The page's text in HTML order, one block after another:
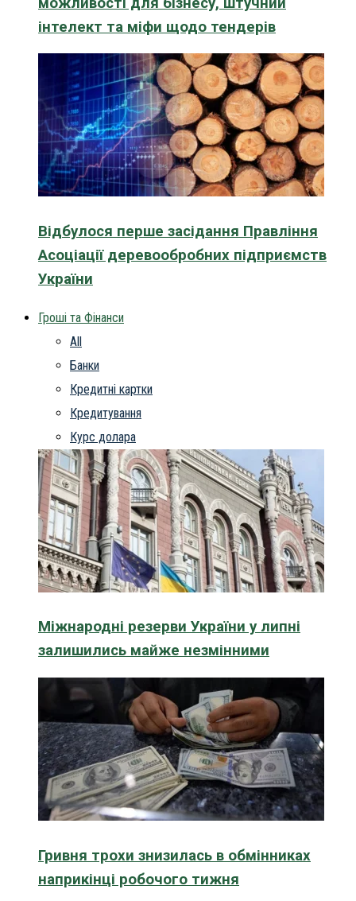
інтелект та міфи щодо тендерів
Відбулося перше засідання Правління
Асоціації деревообробних підприємств
України
Гроші та Фінанси
All
Банки
Кредитні картки
Кредитування
Курс долара
Міжнародні резерви України у липні
залишились майже незмінними
Гривня трохи знизилась в обмінниках
наприкінці робочого тижня